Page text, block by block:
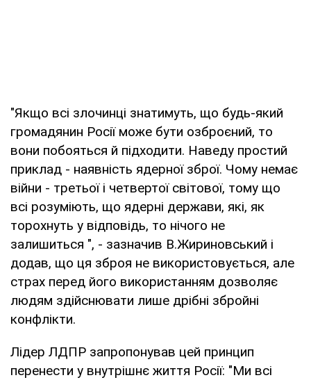
"Якщо всі злочинці знатимуть, що будь-який
громадянин Росії може бути озброєний, то
вони побояться й підходити. Наведу простий
приклад - наявність ядерної зброї. Чому немає
війни - третьої і четвертої світової, тому що
всі розуміють, що ядерні держави, які, як
торохнуть у відповідь, то нічого не
залишиться ", - зазначив В.Жириновський і
додав, що ця зброя не використовується, але
страх перед його використанням дозволяє
людям здійснювати лише дрібні збройні
конфлікти.
Лідер ЛДПР запропонував цей принцип
перенести у внутрішнє життя Росії: "Ми всі